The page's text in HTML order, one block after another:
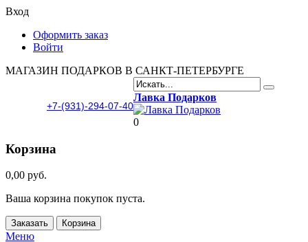
Вход
Оформить заказ
Войти
МАГАЗИН ПОДАРКОВ В САНКТ-ПЕТЕРБУРГЕ
+7-(931)-294-07-40
Лавка Подарков
0
Корзина
0,00 руб.
Ваша корзина покупок пуста.
Заказать Корзина
Меню